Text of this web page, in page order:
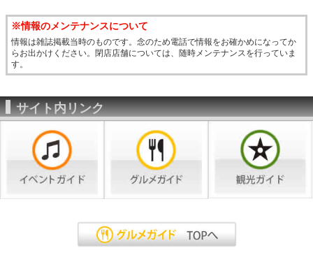
※情報のメンテナンスについて
情報は雑誌掲載当時のものです。念のため電話で情報をお確かめになってか
らお出かけください。閉店店舗については、随時メンテナンスを行っていま
す。
サイト内リンク